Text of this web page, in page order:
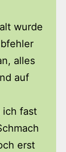
wurde
alles
auf
ich fast
erst